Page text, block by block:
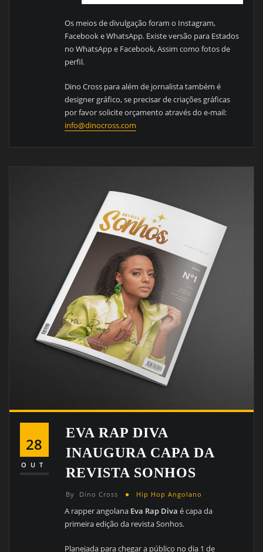
Os meios de divulgação foram o Instagram,
Facebook e WhatsApp. Existe versão para Estados
no WhatsApp e Facebook, Assim como fotos de
perfil.
Dino Cross para além de jornalista também é
designer gráfico, se precisar de criações gráficas
por favor solicite orçamento através do e-mail:
info@dinocross.com
28
OUT
EVA RAP DIVA
INAUGURA CAPA DA
REVISTA SONHOS
By Dino Cross Hip Hop Angolano
A rapper angolana Eva Rap Diva é capa da
primeira edição da revista Sonhos.
Planejada para chegar a público no dia 1 de